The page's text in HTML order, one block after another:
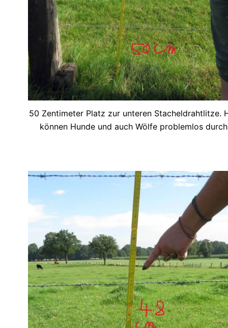
50 Zentimeter Platz zur unteren Stacheldrahtlitze.
können Hunde und auch Wölfe problemlos